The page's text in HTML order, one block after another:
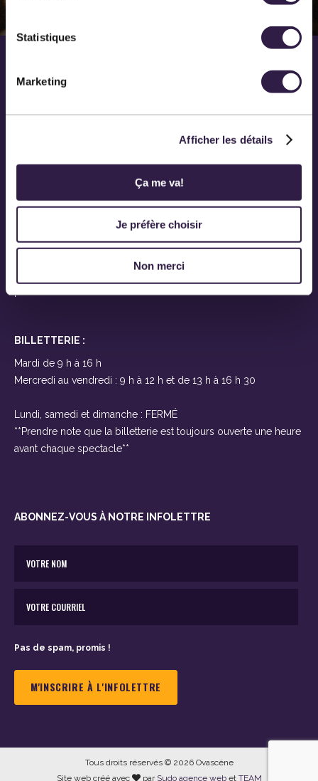
Statistiques
Marketing
Afficher les détails
Ça me va!
Je préfère choisir
Non merci
(Québec) G6E 1E6
Près de Lévis et Québec
À seulement 25 minutes des ponts
F
BILLETTERIE :
Mardi de 9 h à 16 h
Mercredi au vendredi : 9 h à 12 h et de 13 h à 16 h 30
Lundi, samedi et dimanche : FERMÉ
**Prendre note que la billetterie est toujours ouverte une heure
avant chaque spectacle**
ABONNEZ-VOUS À NOTRE INFOLETTRE
Pas de spam, promis !
Tous droits réservés © 2026 Ovascène
Site web créé avec
par Sudo agence webet TEAM